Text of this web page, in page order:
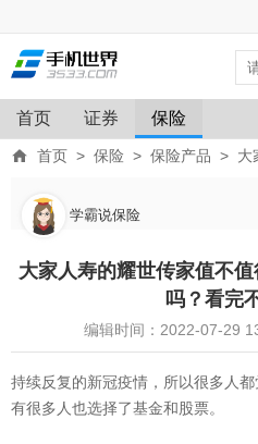
首页 证券 保险
首页 > 保险 > 保险产品 > 大家
学霸说保险
大家人寿的耀世传家值不
吗？看完
编辑时间：2022-07-29
持续反复的新冠疫情，所以很多人
有很多人也选择了基金和股票。